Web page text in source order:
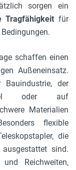
sorgen ein
Tragfähigkeit für
schaffen einen
Außeneinsatz.
der
oder auf
Materialien
flexible
die
sind.
Reichweiten,